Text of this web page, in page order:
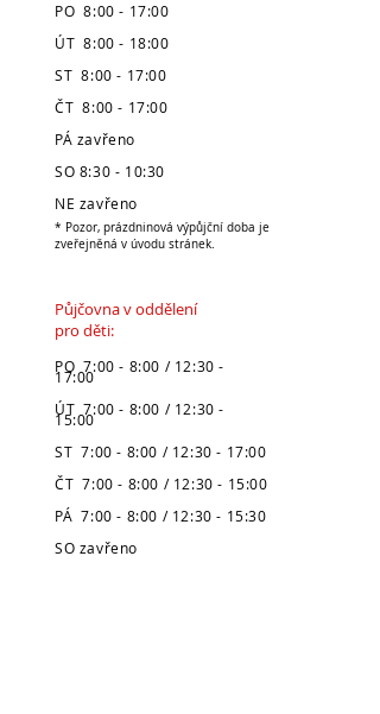
PO 8:00 - 17:00
ÚT 8:00 - 18:00
ST 8:00 - 17:00
ČT 8:00 - 17:00
PÁ zavřeno
SO 8:30 - 10:30
NE zavřeno
* Pozor, prázdninová výpůjční doba je
zveřejněná v úvodu stránek.
Půjčovna v oddělení
pro děti:
PO 7:00 - 8:00 / 12:30 -
17:00
ÚT 7:00 - 8:00 / 12:30 -
15:00
ST 7:00 - 8:00 / 12:30 - 17:00
ČT 7:00 - 8:00 / 12:30 - 15:00
PÁ 7:00 - 8:00 / 12:30 - 15:30
SO zavřeno